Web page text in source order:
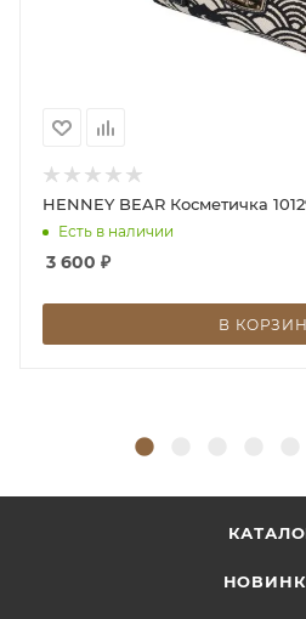
HENNEY BEAR
Есть в наличии
3 600 ₽
В